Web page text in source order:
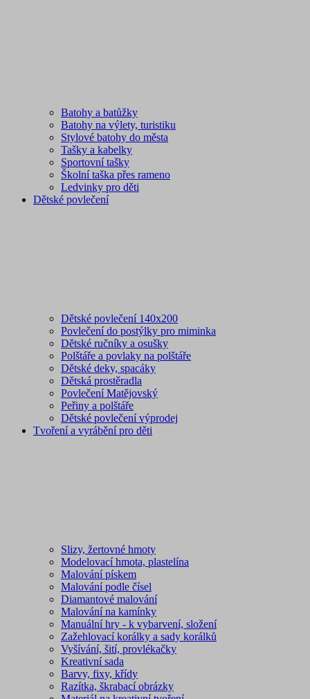
Batohy a batůžky
Batohy na výlety, turistiku
Stylové batohy do města
Tašky a kabelky
Sportovní tašky
Školní taška přes rameno
Ledvinky pro děti
Dětské povlečení
Dětské povlečení 140x200
Povlečení do postýlky pro miminka
Dětské ručníky a osušky
Polštáře a povlaky na polštáře
Dětské deky, spacáky
Dětská prostěradla
Povlečení Matějovský
Peřiny a polštáře
Dětské povlečení výprodej
Tvoření a vyrábění pro děti
Slizy, žertovné hmoty
Modelovací hmota, plastelína
Malování pískem
Malování podle čísel
Diamantové malování
Malování na kamínky
Manuální hry - k vybarvení, složení
Zažehlovací korálky a sady korálků
Vyšívání, šití, provlékačky
Kreativní sada
Barvy, fixy, křídy
Razítka, škrabací obrázky